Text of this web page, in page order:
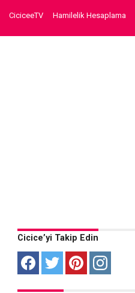
CiciceeTV Hamilelik Hesaplama
Cicice’yi Takip Edin